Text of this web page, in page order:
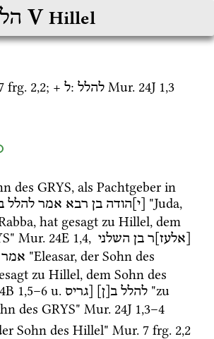
‎ V Hillel
frg. 2,2; + ל: להלל Mur. 24J 1,3
des GRYS, als Pachtgeber in
[י]הודה בן רבא אמר להלל
"Juda,
hat gesagt zu Hillel, dem
Mur. 24E 1,4, [אלעז]ר בן השלני
אמר "Eleasar, der Sohn des
zu Hillel, dem Sohn des
1,5–6 u. להלל ב[ן] [גריס
"zu
des GRYS" Mur. 24J 1,3–4
Sohn des Hillel" Mur. 7 frg. 2,2